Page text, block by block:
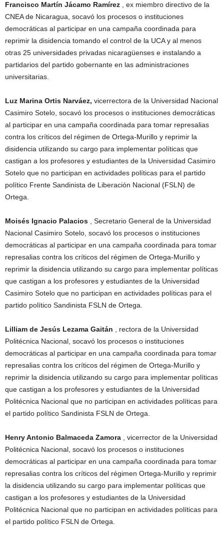
Francisco Martín Jácamo Ramírez , ex miembro directivo de la
CNEA de Nicaragua, socavó los procesos o instituciones
democráticas al participar en una campaña coordinada para
reprimir la disidencia tomando el control de la UCA y al menos
otras 25 universidades privadas nicaragüenses e instalando a
partidarios del partido gobernante en las administraciones
universitarias.
Luz Marina Ortis Narváez, vicerrectora de la Universidad Nacional
Casimiro Sotelo, socavó los procesos o instituciones democráticas
al participar en una campaña coordinada para tomar represalias
contra los críticos del régimen de Ortega-Murillo y reprimir la
disidencia utilizando su cargo para implementar políticas que
castigan a los profesores y estudiantes de la Universidad Casimiro
Sotelo que no participan en actividades políticas para el partido
político Frente Sandinista de Liberación Nacional (FSLN) de
Ortega.
Moisés Ignacio Palacios , Secretario General de la Universidad
Nacional Casimiro Sotelo, socavó los procesos o instituciones
democráticas al participar en una campaña coordinada para tomar
represalias contra los críticos del régimen de Ortega-Murillo y
reprimir la disidencia utilizando su cargo para implementar políticas
que castigan a los profesores y estudiantes de la Universidad
Casimiro Sotelo que no participan en actividades políticas para el
partido político Sandinista FSLN de Ortega.
Lilliam de Jesús Lezama Gaitán , rectora de la Universidad
Politécnica Nacional, socavó los procesos o instituciones
democráticas al participar en una campaña coordinada para tomar
represalias contra los críticos del régimen de Ortega-Murillo y
reprimir la disidencia utilizando su cargo para implementar políticas
que castigan a los profesores y estudiantes de la Universidad
Politécnica Nacional que no participan en actividades políticas para
el partido político Sandinista FSLN de Ortega.
Henry Antonio Balmaceda Zamora , vicerrector de la Universidad
Politécnica Nacional, socavó los procesos o instituciones
democráticas al participar en una campaña coordinada para tomar
represalias contra los críticos del régimen Ortega-Murillo y reprimir
la disidencia utilizando su cargo para implementar políticas que
castigan a los profesores y estudiantes de la Universidad
Politécnica Nacional que no participan en actividades políticas para
el partido político FSLN de Ortega.